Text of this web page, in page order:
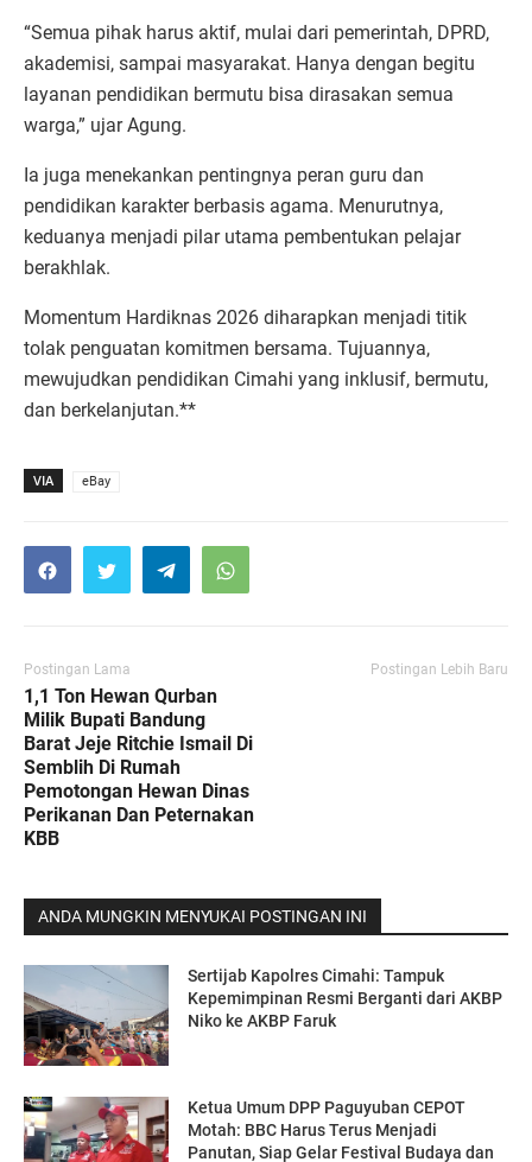
“Semua pihak harus aktif, mulai dari pemerintah, DPRD,
akademisi, sampai masyarakat. Hanya dengan begitu
layanan pendidikan bermutu bisa dirasakan semua
warga,” ujar Agung.
Ia juga menekankan pentingnya peran guru dan
pendidikan karakter berbasis agama. Menurutnya,
keduanya menjadi pilar utama pembentukan pelajar
berakhlak.
Momentum Hardiknas 2026 diharapkan menjadi titik
tolak penguatan komitmen bersama. Tujuannya,
mewujudkan pendidikan Cimahi yang inklusif, bermutu,
dan berkelanjutan.**
VIA eBay
Postingan Lama
1,1 Ton Hewan Qurban
Milik Bupati Bandung
Barat Jeje Ritchie Ismail Di
Semblih Di Rumah
Pemotongan Hewan Dinas
Perikanan Dan Peternakan
KBB
Postingan Lebih Baru
ANDA MUNGKIN MENYUKAI POSTINGAN INI
Sertijab Kapolres Cimahi: Tampuk
Kepemimpinan Resmi Berganti dari AKBP
Niko ke AKBP Faruk
Ketua Umum DPP Paguyuban CEPOT
Motah: BBC Harus Terus Menjadi
Panutan, Siap Gelar Festival Budaya dan